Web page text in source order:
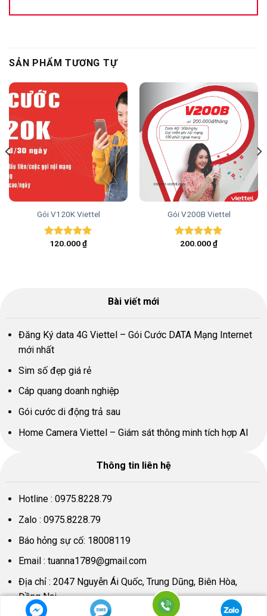
SẢN PHẨM TƯƠNG TỰ
Gói V120K Viettel
Được xếp
120.000₫
Gói V200B Viettel
Được xếp
200.000₫
Bài viết mới
Đăng Ký data 4G Viettel – Gói Cước DATA Mạng Internet
mới nhất
Sim số đẹp giá rẻ
Cáp quang doanh nghiệp
Gói cước di động trả sau
Home Camera Viettel – Giám sát thông minh tích hợp AI
Thông tin liên hệ
Hotline : 0975.8228.79
Zalo : 0975.8228.79
Báo hỏng sự cố: 18008119
Email : tuanna1789@gmail.com
Địa chỉ : 2047 Nguyễn Ái Quốc, Trung Dũng, Biên Hòa,
Đồng Nai